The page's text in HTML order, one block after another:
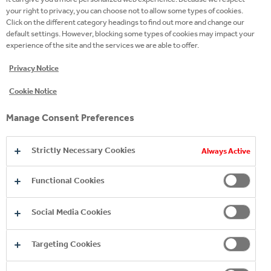
mai bun lider care ai
putea fi
Lucrează cu și învață de la liderii de vârf
Împuternicește și implică echipa ta
mai bun lider care ai
putea fi
Dezvoltă-te pe tine însuți prin creșterea
mai bun lider care ai
putea fi
Aplică practici de top FMCG
Acționează pentru a face un impact
PROCES TIPIC DE
your right to privacy, you can choose not to allow some types of cookies.
Click on the different category headings to find out more and change our
default settings. However, blocking some types of cookies may impact your
experience of the site and the services we are able to offer.
Privacy Notice
Cookie Notice
Manage Consent Preferences
Strictly Necessary Cookies Always Active
Functional Cookies
Social Media Cookies
Targeting Cookies